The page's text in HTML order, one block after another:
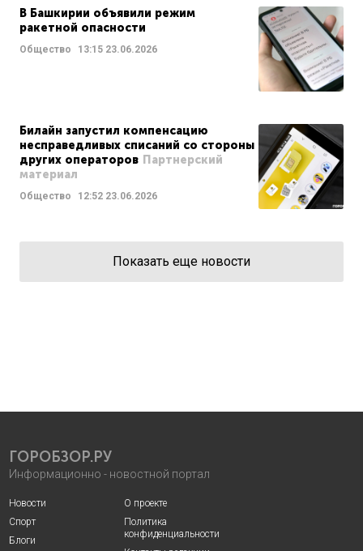
В Башкирии объявили режим
ракетной опасности
Общество 13:15 23.06.2026
Билайн запустил компенсацию
несправедливых списаний со стороны
других операторов Партнерский
материал
Общество 12:52 23.06.2026
Показать еще новости
ГОРОБЗОР.РУ
Информационно - новостной портал
Новости
Спорт
Блоги
О проекте
Политика
конфиденциальности